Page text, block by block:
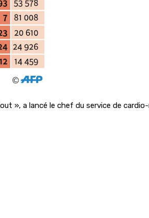
», a lancé le chef du service de